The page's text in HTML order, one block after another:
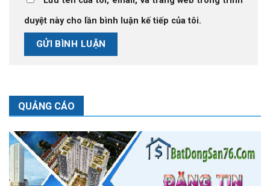
duyệt này cho lần bình luận kế tiếp của tôi.
QUẢNG CÁO